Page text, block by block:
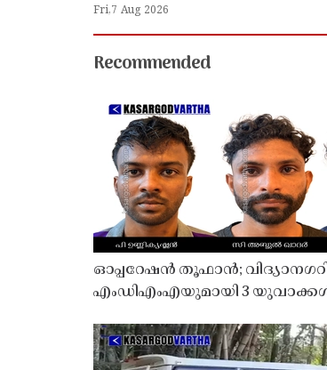
Fri,7 Aug 2026
Recommended
ഓപ്പറേഷൻ തൂഫാൻ;
എംഡിഎംഎയുമായി 3 യുവാക്കൾ